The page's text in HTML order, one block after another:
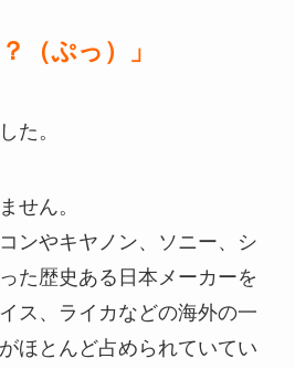
（ぷっ）」
た。
せん。
ンやキヤノン、ソニー、シ
た歴史ある日本メーカーを
ス、ライカなどの海外の一
ほとんど占められていてい